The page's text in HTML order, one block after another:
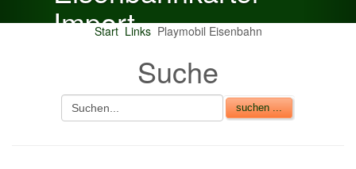
Import
Verkaufsbetrag an
Gebühren je Inserat
Artikel
Start Links Playmobil Eisenbahn
Suche